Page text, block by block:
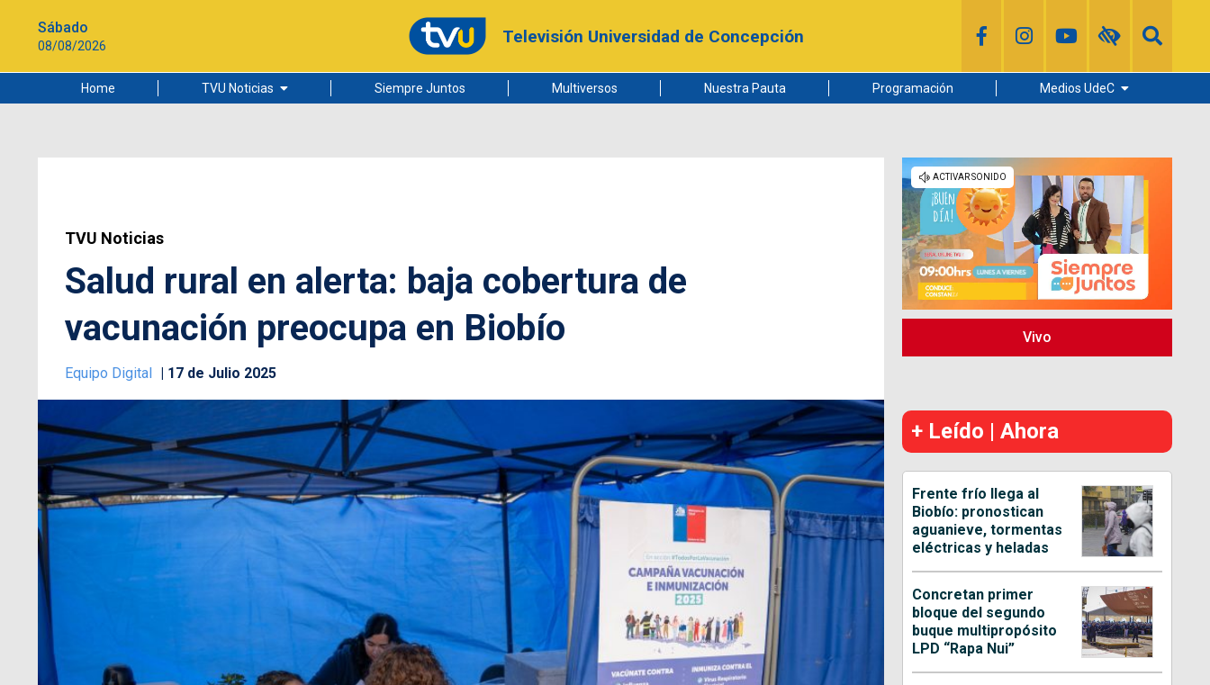
Sábado
08/08/2026 Televisión Universidad de Concepción
Home TVU Noticias
Ciudad
Siempre Juntos Multiversos Nuestra Pauta Programación Medios UdeC
Radio UdeC
Noticias UdeC
La Discusión
TVU Noticias
Salud rural en alerta: baja cobertura de
vacunación preocupa en Biobío
Equipo Digital 17 de Julio 2025
Vivo
+ Leído | Ahora
Frente frío llega al
Biobío: pronostican
aguanieve, tormentas
eléctricas y heladas
Concretan primer
bloque del segundo
buque multipropósito
LPD “Rapa Nui”